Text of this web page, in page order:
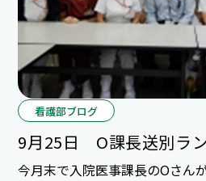
看護部ブログ
9月25日 O課長送別ラ
今月末で入院医事課長のOさん